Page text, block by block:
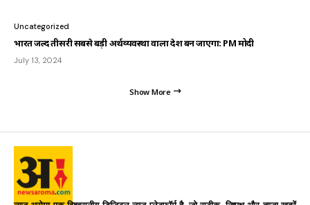
Uncategorized
भारत जल्द तीसरी सबसे बड़ी अर्थव्यवस्था वाला देश बन जाएगा: PM मोदी
July 13, 2024
Show More